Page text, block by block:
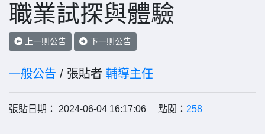
職業試探與體驗
上一則公告 下一則公告
一般公告 / 張貼者 輔導主任
張貼日期： 2024-06-04 16:17:06 點閱： 258